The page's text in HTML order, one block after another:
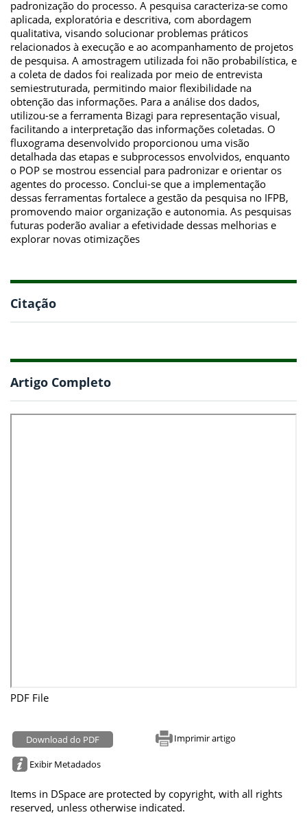
padronização do processo. A pesquisa caracteriza-se como
aplicada, exploratória e descritiva, com abordagem
qualitativa, visando solucionar problemas práticos
relacionados à execução e ao acompanhamento de projetos
de pesquisa. A amostragem utilizada foi não probabilística, e
a coleta de dados foi realizada por meio de entrevista
semiestruturada, permitindo maior flexibilidade na
obtenção das informações. Para a análise dos dados,
utilizou-se a ferramenta Bizagi para representação visual,
facilitando a interpretação das informações coletadas. O
fluxograma desenvolvido proporcionou uma visão
detalhada das etapas e subprocessos envolvidos, enquanto
o POP se mostrou essencial para padronizar e orientar os
agentes do processo. Conclui-se que a implementação
dessas ferramentas fortalece a gestão da pesquisa no IFPB,
promovendo maior organização e autonomia. As pesquisas
futuras poderão avaliar a efetividade dessas melhorias e
explorar novas otimizações
Citação
Artigo Completo
PDF File
Download do PDF Imprimir artigo
Exibir Metadados
Items in DSpace are protected by copyright, with all rights
reserved, unless otherwise indicated.